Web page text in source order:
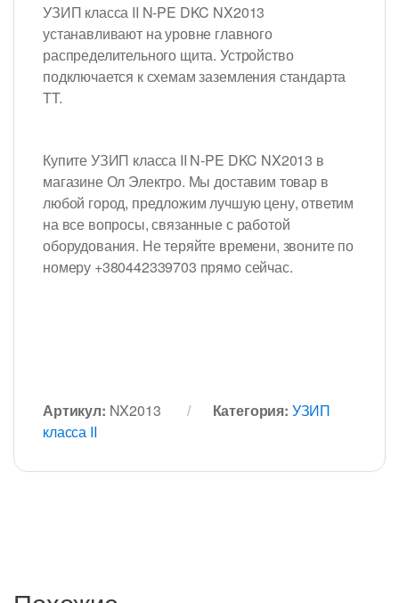
УЗИП класса II N-PE DKC NX2013
устанавливают на уровне главного
распределительного щита. Устройство
подключается к схемам заземления стандарта
TT.
Купите УЗИП класса II N-PE DKC NX2013 в
магазине Ол Электро. Мы доставим товар в
любой город, предложим лучшую цену, ответим
на все вопросы, связанные с работой
оборудования. Не теряйте времени, звоните по
номеру +380442339703 прямо сейчас.
Артикул: NX2013 Категория: УЗИП
класса II